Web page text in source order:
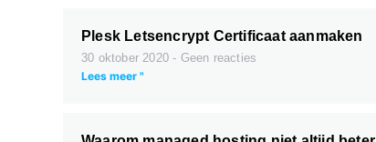
Plesk Letsencrypt Certificaat aanmaken
30 oktober 2020 Geen reacties
Lees meer "